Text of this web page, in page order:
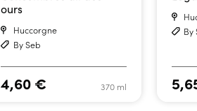
ours
Huccorgne
By Seb
370 ml
4,60 €
By